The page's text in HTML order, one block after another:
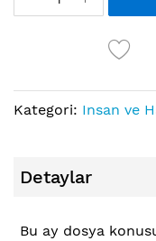
Kategori: Insan ve
Detaylar
Bu ay dosya